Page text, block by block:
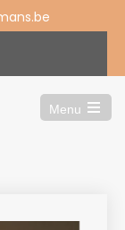
Menu
Open